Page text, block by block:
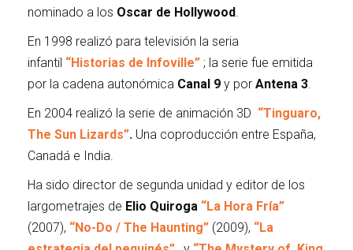
nominado a los Oscar de Hollywood.
En 1998 realizó para televisión la seria
infantil “Historias de Infoville” ; la serie fue emitida
por la cadena autonómica Canal 9 y por Antena 3.
En 2004 realizó la serie de animación 3D “Tinguaro,
The Sun Lizards”. Una coproducción entre España,
Canadá e India.
Ha sido director de segunda unidad y editor de los
largometrajes de Elio Quiroga “La Hora Fría”
(2007), “No-Do / The Haunting” (2009), “La